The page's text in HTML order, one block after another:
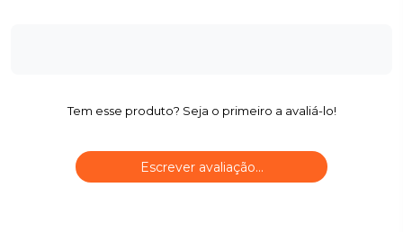
Tem esse produto? Seja o primeiro a avaliá-lo!
Escrever avaliação...